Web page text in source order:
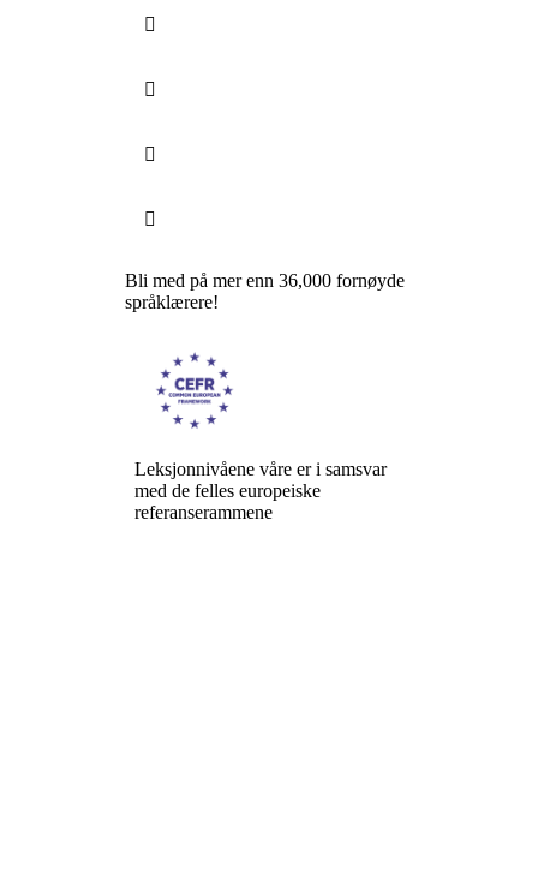




Bli med på mer enn 36,000 fornøyde
språklærere!
Leksjonnivåene våre er i samsvar
med de felles europeiske
referanserammene